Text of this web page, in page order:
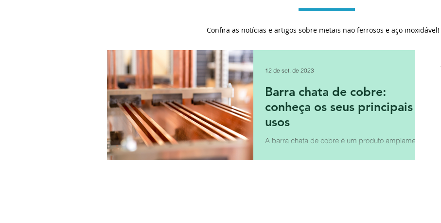
Confira as notícias e artigos sobre metais não ferrosos e aço inoxidável!
Barra chata de cobre:
conheça os seus principais
usos
A barra chata de cobre é um produto amplamente
propriedades físicas e químicas.
12 de set. de 2023